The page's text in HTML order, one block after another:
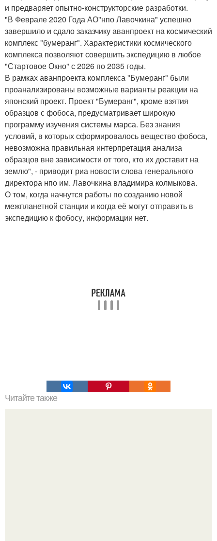
и предваряет опытно-конструкторские разработки.
"В Феврале 2020 Года АО"нпо Лавочкина" успешно
завершило и сдало заказчику аванпроект на космический
комплекс "бумеранг". Характеристики космического
комплекса позволяют совершить экспедицию в любое
"Стартовое Окно" с 2026 по 2035 годы.
В рамках аванпроекта комплекса "Бумеранг" были
проанализированы возможные варианты реакции на
японский проект. Проект "Бумеранг", кроме взятия
образцов с фобоса, предусматривает широкую
программу изучения системы марса. Без знания
условий, в которых сформировалось вещество фобоса,
невозможна правильная интерпретация анализа
образцов вне зависимости от того, кто их доставит на
землю", - приводит риа новости слова генерального
директора нпо им. Лавочкина владимира колмыкова.
О том, когда начнутся работы по созданию новой
межпланетной станции и когда её могут отправить в
экспедицию к фобосу, информации нет.
Читайте также